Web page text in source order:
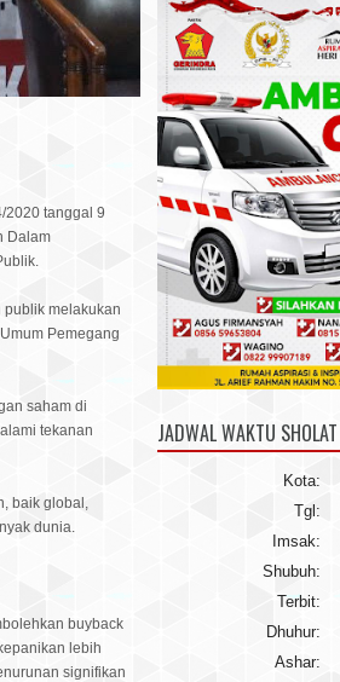
2020 tanggal 9
Dalam
publik melakukan
Pemegang
saham di
tekanan
baik global,
dunia.
buyback
lebih
signifikan
JADWAL WAKTU SHOLAT
Kota:
Tgl:
Imsak:
Shubuh:
Terbit:
Dhuhur:
Ashar: